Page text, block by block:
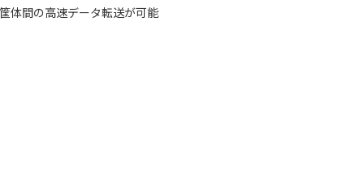
体間の高速データ転送が可能